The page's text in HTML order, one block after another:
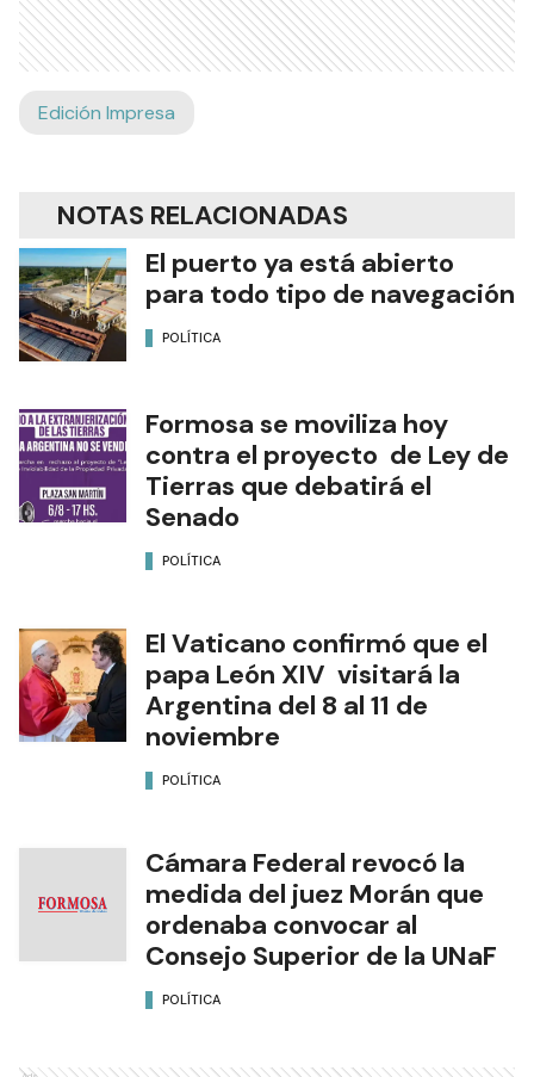
Edición Impresa
NOTAS RELACIONADAS
El puerto ya está abierto
para todo tipo de navegación
POLÍTICA
Formosa se moviliza hoy
contra el proyecto de Ley de
Tierras que debatirá el
Senado
POLÍTICA
El Vaticano confirmó que el
papa León XIV visitará la
Argentina del 8 al 11 de
noviembre
POLÍTICA
Cámara Federal revocó la
medida del juez Morán que
ordenaba convocar al
Consejo Superior de la UNaF
POLÍTICA